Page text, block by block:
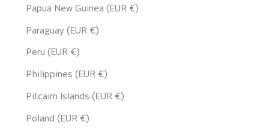
Papua New Guinea (EUR €)
Paraguay (EUR €)
Peru (EUR €)
Philippines (EUR €)
Pitcairn Islands (EUR €)
Poland (EUR €)